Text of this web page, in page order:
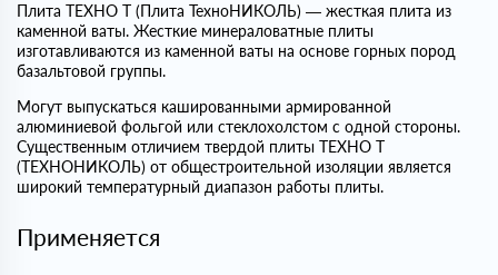
Плита ТЕХНО Т (Плита ТехноНИКОЛЬ) — жесткая плита из
каменной ваты. Жесткие минераловатные плиты
изготавливаются из каменной ваты на основе горных пород
базальтовой группы.
Могут выпускаться кашированными армированной
алюминиевой фольгой или стеклохолстом с одной стороны.
Существенным отличием твердой плиты ТЕХНО Т
(ТЕХНОНИКОЛЬ) от общестроительной изоляции является
широкий температурный диапазон работы плиты.
Применяется